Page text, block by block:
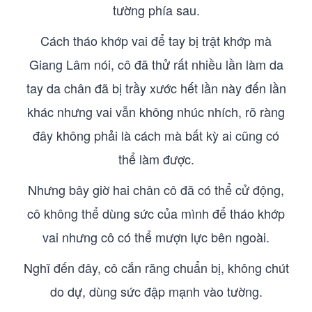
tường phía sau.
Cách tháo khớp vai để tay bị trật khớp mà
Giang Lâm nói, cô đã thử rất nhiều lần làm da
tay da chân đã bị trầy xước hết lần này đến lần
khác nhưng vai vẫn không nhúc nhích, rõ ràng
đây không phải là cách mà bất kỳ ai cũng có
thể làm được.
Nhưng bây giờ hai chân cô đã có thể cử động,
cô không thể dùng sức của mình để tháo khớp
vai nhưng cô có thể mượn lực bên ngoài.
Nghĩ đến đây, cô cắn răng chuẩn bị, không chút
do dự, dùng sức đập mạnh vào tường.